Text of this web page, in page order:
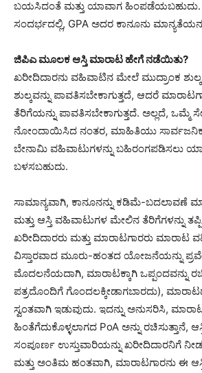
ಬಯಸಿದಂತೆ ಮತ್ತು ಯಾವಾಗ
ಸಂದರ್ಭದಲ್ಲಿ, GPA ಅದರ ಕಾನೂನು
ಜಿಪಿಎ ಮೂಲಕ ಆಸ್ತಿ ಮಾರಾಟ ಹೇಗೆ ನಡೆಯಿತು?
ಖರೀದಿದಾರನು ವಹಿವಾಟಿನ ಮೇಲೆ ಮುದ್ರಾಂಕ
ಶುಲ್ಕವನ್ನು ಪಾವತಿಸಬೇಕಾಗುತ್ತದೆ, ಆದರೆ
ತೆರಿಗೆಯನ್ನು ಪಾವತಿಸಬೇಕಾಗುತ್ತದೆ. ಅಲ್ಲದೆ, ಒಮ್ಮೆ
ನೋಂದಾಯಿಸಿದ ನಂತರ, ಮಾಹಿತಿಯು
ಬೇನಾಮಿ ವಹಿವಾಟುಗಳನ್ನು ಬಹಿರಂಗಪಡಿಸಲು
ಬಳಸಬಹುದು.
ಸಾಮಾನ್ಯವಾಗಿ, ಕಾನೂನನ್ನು ಕಡಿಮೆ-ಬದಲಾವಣೆ
ಮತ್ತು ಆಸ್ತಿ ವಹಿವಾಟುಗಳ ಮೇಲಿನ ತೆರಿಗೆಗಳನ್ನು
ಖರೀದಿದಾರರು ಮತ್ತು ಮಾರಾಟಗಾರರು ಮಾರಾಟ
ವಿಸ್ತಾರವಾದ ಮೂರು-ಹಂತದ ಯೋಜನೆಯನ್ನು
ಮೊದಲನೆಯದಾಗಿ, ಮಾರಾಟಕ್ಕಾಗಿ ಒಪ್ಪಂದವನ್ನು
ಪತ್ರದೊಂದಿಗೆ ಗೊಂದಲಕ್ಕೀಡಾಗಬಾರದು),
ಸ್ವಂತವಾಗಿ ಇಡುವುದು. ಇದನ್ನು ಅನುಸರಿಸಿ,
ಹಿಂತೆಗೆದುಕೊಳ್ಳಲಾಗದ PoA ಅನ್ನು ರಚಿಸುತ್ತಾನೆ,
ಸಂಪೂರ್ಣ ಉಸ್ತುವಾರಿಯನ್ನು ಖರೀದಿದಾರನಿಗೆ
ಮತ್ತು ಅಂತಿಮ ಹಂತವಾಗಿ, ಮಾರಾಟಗಾರನು ಈ